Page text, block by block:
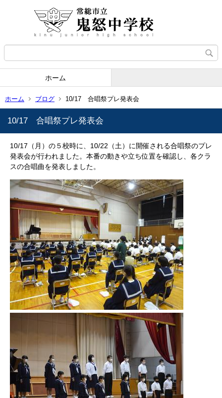
ホーム
ホーム ブログ 10/17 合唱祭プレ発表会
10/17 合唱祭プレ発表会
10/17（月）の５校時に、10/22（土）に開催される合唱祭のプレ
発表会が行われました。本番の動きや立ち位置を確認し、各クラ
スの合唱曲を発表しました。